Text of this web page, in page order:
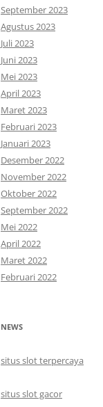
September 2023
Agustus 2023
Juli 2023
Juni 2023
Mei 2023
April 2023
Maret 2023
Februari 2023
Januari 2023
Desember 2022
November 2022
Oktober 2022
September 2022
Mei 2022
April 2022
Maret 2022
Februari 2022
NEWS
situs slot terpercaya
situs slot gacor